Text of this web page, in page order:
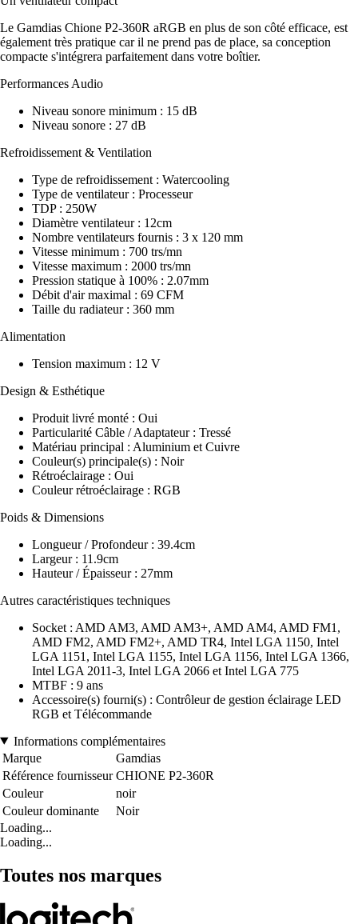
Le Gamdias Chione P2-360R aRGB en plus de son côté efficace, est
également très pratique car il ne prend pas de place, sa conception
compacte s'intégrera parfaitement dans votre boîtier.
Performances Audio
Niveau sonore minimum : 15 dB
Niveau sonore : 27 dB
Refroidissement & Ventilation
Type de refroidissement : Watercooling
Type de ventilateur : Processeur
TDP : 250W
Diamètre ventilateur : 12cm
Nombre ventilateurs fournis : 3 x 120 mm
Vitesse minimum : 700 trs/mn
Vitesse maximum : 2000 trs/mn
Pression statique à 100% : 2.07mm
Débit d'air maximal : 69 CFM
Taille du radiateur : 360 mm
Alimentation
Tension maximum : 12 V
Design & Esthétique
Produit livré monté : Oui
Particularité Câble / Adaptateur : Tressé
Matériau principal : Aluminium et Cuivre
Couleur(s) principale(s) : Noir
Rétroéclairage : Oui
Couleur rétroéclairage : RGB
Poids & Dimensions
Longueur / Profondeur : 39.4cm
Largeur : 11.9cm
Hauteur / Épaisseur : 27mm
Autres caractéristiques techniques
Socket : AMD AM3, AMD AM3+, AMD AM4, AMD FM1,
AMD FM2, AMD FM2+, AMD TR4, Intel LGA 1150, Intel
LGA 1151, Intel LGA 1155, Intel LGA 1156, Intel LGA 1366,
Intel LGA 2011-3, Intel LGA 2066 et Intel LGA 775
MTBF : 9 ans
Accessoire(s) fourni(s) : Contrôleur de gestion éclairage LED
RGB et Télécommande
Informations complémentaires
Marque
Gamdias
Référence fournisseur CHIONE P2-360R
Couleur
noir
Couleur dominante
Noir
Loading...
Loading...
Toutes nos marques